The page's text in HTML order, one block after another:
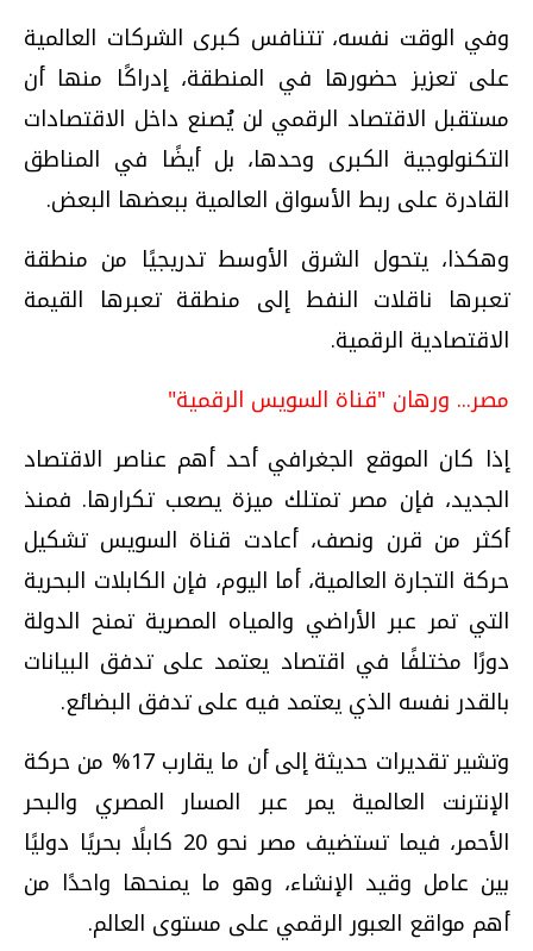
وفي الوقت نفسه، تتنافس كبرى الشركات العالمية
على تعزيز حضورها في المنطقة، إدراكًا منها أن
مستقبل الاقتصاد الرقمي لن يُصنع داخل الاقتصادات
التكنولوجية الكبرى وحدها، بل أيضًا في المناطق
القادرة على ربط الأسواق العالمية ببعضها البعض.
وهكذا، يتحول الشرق الأوسط تدريجيًا من منطقة
تعبرها ناقلات النفط إلى منطقة تعبرها القيمة
الاقتصادية الرقمية.
مصر... ورهان "قناة السويس الرقمية"
إذا كان الموقع الجغرافي أحد أهم عناصر الاقتصاد
الجديد، فإن مصر تمتلك ميزة يصعب تكرارها. فمنذ
أكثر من قرن ونصف، أعادت قناة السويس تشكيل
حركة التجارة العالمية، أما اليوم، فإن الكابلات البحرية
التي تمر عبر الأراضي والمياه المصرية تمنح الدولة
دورًا مختلفًا في اقتصاد يعتمد على تدفق البيانات
بالقدر نفسه الذي يعتمد فيه على تدفق البضائع.
وتشير تقديرات حديثة إلى أن ما يقارب 17% من حركة
الإنترنت العالمية يمر عبر المسار المصري والبحر
الأحمر، فيما تستضيف مصر نحو 20 كابلًا بحريًا دوليًا
بين عامل وقيد الإنشاء، وهو ما يمنحها واحدًا من
أهم مواقع العبور الرقمي على مستوى العالم.